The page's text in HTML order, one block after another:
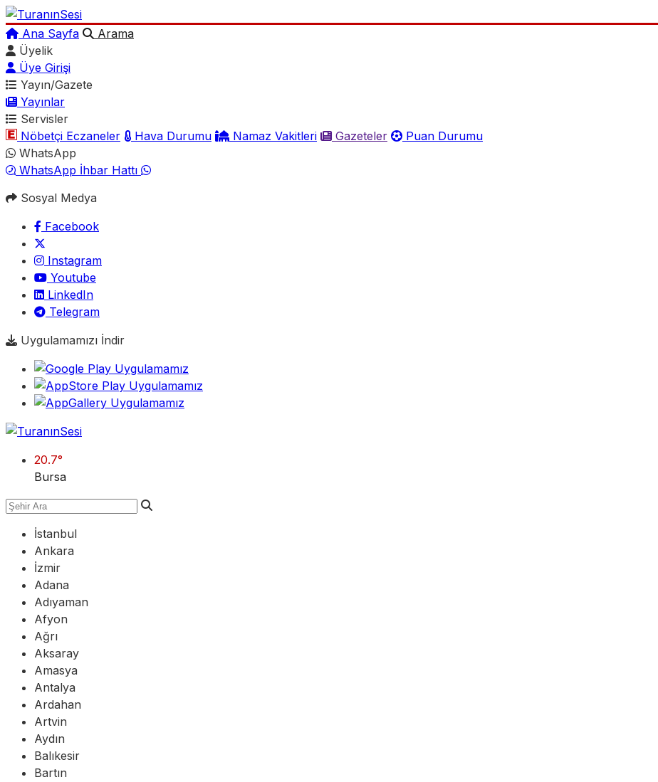
Ana Sayfa
Arama
Üyelik
Üye Girişi
Yayın/Gazete
Yayınlar
Servisler
Nöbetçi Eczaneler
Hava Durumu Namaz Vakitleri Gazeteler
Puan Durumu
WhatsApp
WhatsApp İhbar Hattı
Sosyal Medya
Facebook
Instagram
Youtube
LinkedIn
Telegram
Uygulamamızı İndir
20.7°
Bursa
İstanbul
Ankara
İzmir
Adana
Adıyaman
Afyon
Ağrı
Aksaray
Amasya
Antalya
Ardahan
Artvin
Aydın
Balıkesir
Bartın